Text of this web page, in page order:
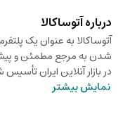
درباره آتوساکالا
آتوساکالا به عنوان یک
شدن به مرجع مطمئن و
در بازار آنلاین ایران
نمایش بیشتر